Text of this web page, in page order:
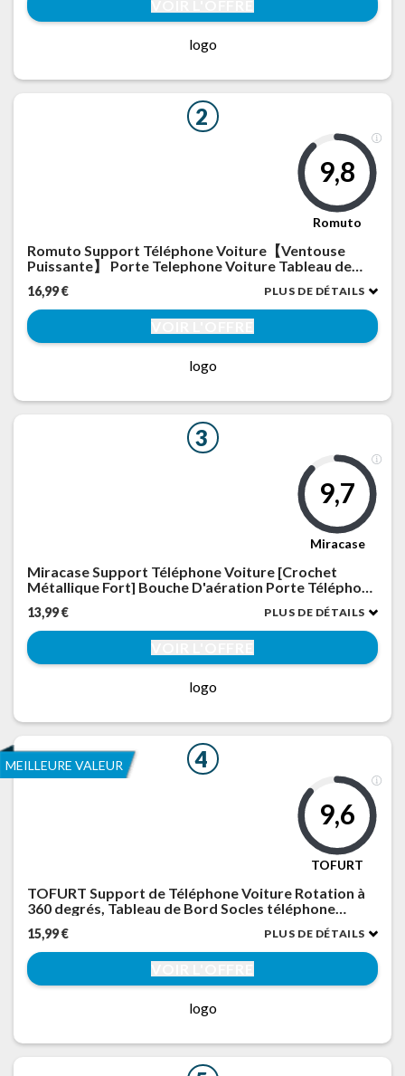
logo
2
9,8
Romuto
Romuto Support Téléphone Voiture【Ventouse
Puissante】 Porte Telephone Voiture Tableau de
Bord Bouche D'aération【Rotation 360°】 Socles de
Téléphone Portable Automobile Camion pour
iPhone Samsung, Noir
16,99 € PLUS DE DÉTAILS
logo
3
9,7
Miracase
Miracase Support Téléphone Voiture [Crochet
Métallique Fort] Bouche D'aération Porte Téléphone
Voiture, Rotation 360° & Opération à Une Main,
pour Téléphones de 4.0''-7.0''
13,99 € PLUS DE DÉTAILS
logo
4
MEILLEURE VALEUR
9,6
TOFURT
TOFURT Support de Téléphone Voiture Rotation à
360 degrés, Tableau de Bord Socles téléphone
Portable Automobile Car Phone Mount pour GPS et
Les Smartphones de 4 à 7 Pouces
15,99 € PLUS DE DÉTAILS
logo